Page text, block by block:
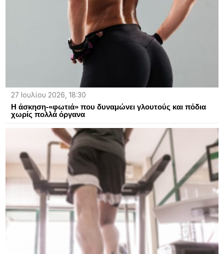
27 Ιουλίου 2026, 18:30
Η άσκηση-«φωτιά» που δυναμώνει γλουτούς και πόδια
χωρίς πολλά όργανα